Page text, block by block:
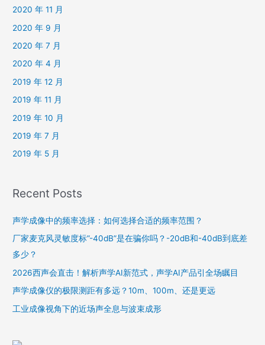
2020 年 11 月
2020 年 9 月
2020 年 7 月
2020 年 4 月
2019 年 12 月
2019 年 11 月
2019 年 10 月
2019 年 7 月
2019 年 5 月
Recent Posts
声学成像中的频率选择：如何选择合适的频率范围？
厂家麦克风灵敏度标”-40dB”是在骗你吗？-20dB和-40dB到底差
多少？
2026西声会直击！解析声学AI新范式，声学AI产品引全场瞩目
声学成像仪的极限测距有多远？10m、100m、还是更远
工业成像视角下的近场声全息与波束成形